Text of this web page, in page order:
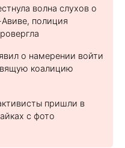
волна слухов о
полиция
о намерении войти
коалицию
пришли в
с фото